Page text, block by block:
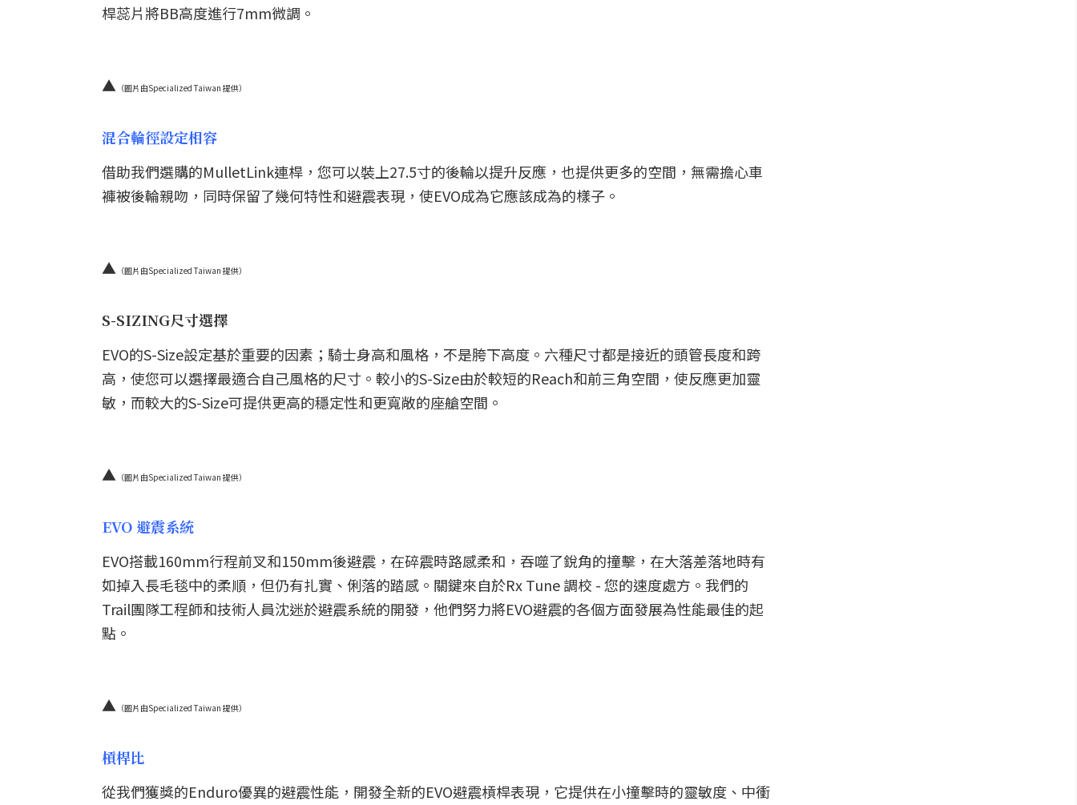
桿蕊片將BB高度進行7mm微調。
▲ （圖片由Specialized Taiwan 提供）
混合輪徑設定相容
借助我們選購的MulletLink連桿，您可以裝上27.5寸的後輪以提升反應，也提供更多的空間，無需擔心車
褲被後輪親吻，同時保留了幾何特性和避震表現，使EVO成為它應該成為的樣子。
▲ （圖片由Specialized Taiwan 提供）
S-SIZING尺寸選擇
EVO的S-Size設定基於重要的因素；騎士身高和風格，不是胯下高度。六種尺寸都是接近的頭管長度和跨
高，使您可以選擇最適合自己風格的尺寸。較小的S-Size由於較短的Reach和前三角空間，使反應更加靈
敏，而較大的S-Size可提供更高的穩定性和更寬敞的座艙空間。
▲ （圖片由Specialized Taiwan 提供）
EVO 避震系統
EVO搭載160mm行程前叉和150mm後避震，在碎震時路感柔和，吞噬了銳角的撞擊，在大落差落地時有
如掉入長毛毯中的柔順，但仍有扎實、俐落的踏感。關鍵來自於Rx Tune 調校 - 您的速度處方。我們的
Trail團隊工程師和技術人員沈迷於避震系統的開發，他們努力將EVO避震的各個方面發展為性能最佳的起
點。
▲ （圖片由Specialized Taiwan 提供）
槓桿比
從我們獲獎的Enduro優異的避震性能，開發全新的EVO避震槓桿表現，它提供在小撞擊時的靈敏度、中衝